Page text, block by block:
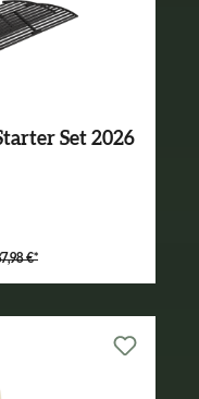
Set 2026
€*